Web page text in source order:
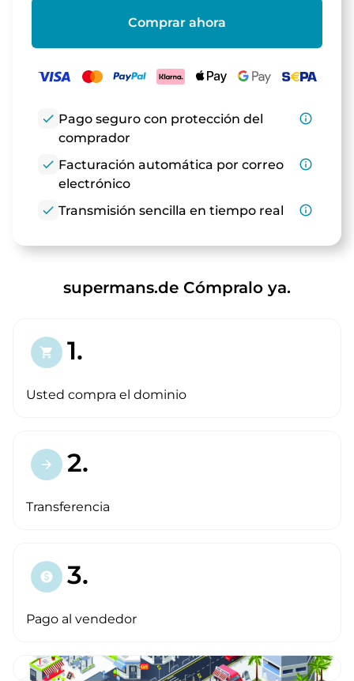
Comprar ahora
check Pago seguro con protección del
comprador
info_outline
check Facturación automática por correo
electrónico
info_outline
check Transmisión sencilla en tiempo real info_outline
supermans.de Cómpralo ya.
shopping_cart 1.
Usted compra el dominio
arrow_forward 2.
Transferencia
paid 3.
Pago al vendedor